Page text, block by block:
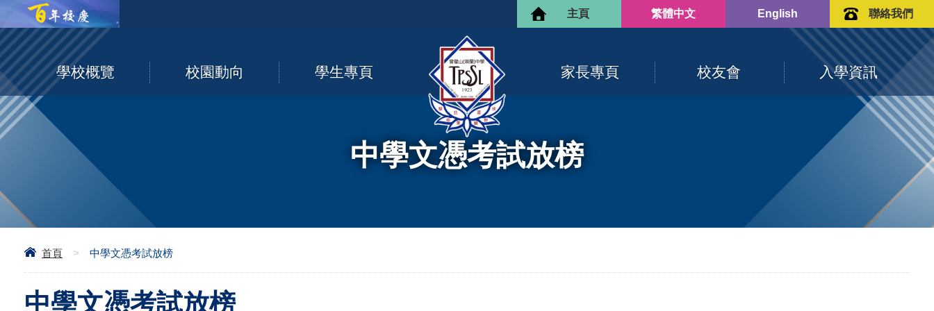
聯絡我們
English
繁體中文
主頁
學校概覽 校園動向 學生專頁 家長專頁 校友會 入學資訊
中學文憑考試放榜
首頁 > 中學文憑考試放榜
中學文憑考試放榜